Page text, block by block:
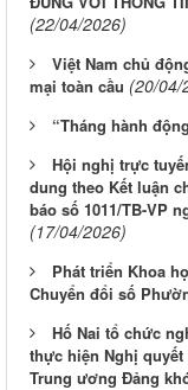
(22/04/2026)
Việt Nam chủ
mại toàn cầu (20/04/
“Tháng hành
Hội nghị trực
dung theo Kết luận
báo số 1011/TB-VP
(17/04/2026)
Phát triển Khoa
Chuyển đổi số
Hố Nai tổ chức
thực hiện Nghị
Trung ương Đảng